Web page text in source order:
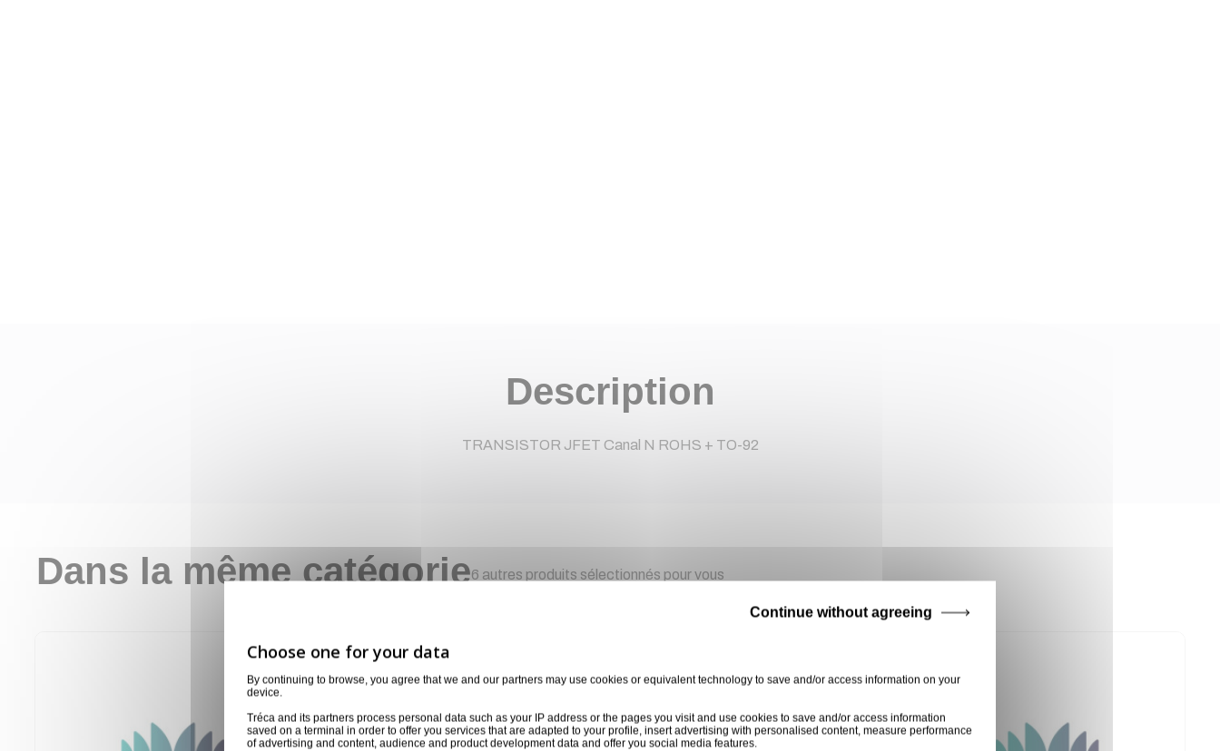
Description
TRANSISTOR JFET Canal N ROHS + TO-92
Dans la même catégorie6 autres produits sélectionnés pour vous
By continuing to browse, you agree that we and our partners may use cookies or equivalent technology to save and/or access information on your
device.
Tréca and its partners process personal data such as your IP address or the pages you visit and use cookies to save and/or access information
saved on a terminal in order to offer you services that are adapted to your profile, insert advertising with personalised content, measure performance
of advertising and content, audience and product development data and offer you social media features.
Continue without agreeing